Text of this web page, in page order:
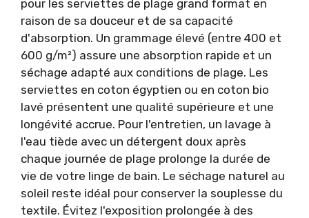
pour les serviettes de plage grand format en
raison de sa douceur et de sa capacité
d'absorption. Un grammage élevé (entre 400 et
600 g/m²) assure une absorption rapide et un
séchage adapté aux conditions de plage. Les
serviettes en coton égyptien ou en coton bio
lavé présentent une qualité supérieure et une
longévité accrue. Pour l'entretien, un lavage à
l'eau tiède avec un détergent doux après
chaque journée de plage prolonge la durée de
vie de votre linge de bain. Le séchage naturel au
soleil reste idéal pour conserver la souplesse du
textile. Évitez l'exposition prolongée à des